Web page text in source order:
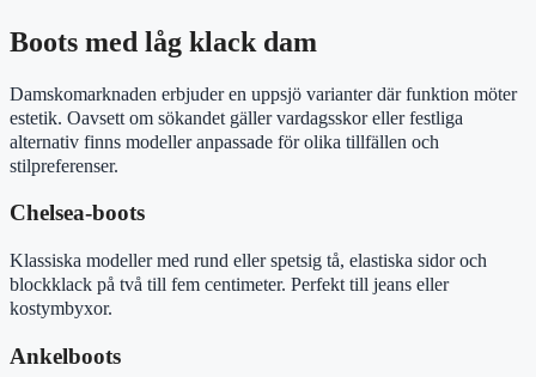
Boots med låg klack dam
Damskomarknaden erbjuder en uppsjö varianter där funktion möter
estetik. Oavsett om sökandet gäller vardagsskor eller festliga
alternativ finns modeller anpassade för olika tillfällen och
stilpreferenser.
Chelsea-boots
Klassiska modeller med rund eller spetsig tå, elastiska sidor och
blockklack på två till fem centimeter. Perfekt till jeans eller
kostymbyxor.
Ankelboots